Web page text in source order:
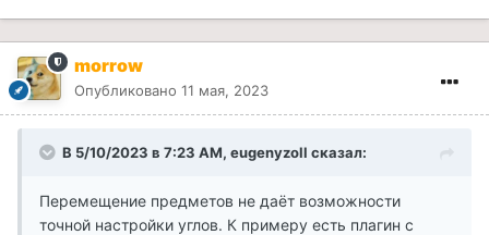
morrow
Опубликовано 11 мая, 2023
В 5/10/2023 в 7:23 AM, eugenyzoll сказал:
Перемещение предметов не даёт возможности
точной настройки углов. К примеру есть плагин с